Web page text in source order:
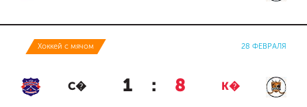
Хоккей с мячом 28 ФЕВРАЛЯ
С� 1 : 8 К�